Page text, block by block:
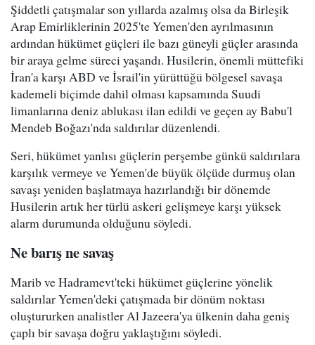
Şiddetli çatışmalar son yıllarda azalmış olsa da Birleşik
Arap Emirliklerinin 2025'te Yemen'den ayrılmasının
ardından hükümet güçleri ile bazı güneyli güçler arasında
bir araya gelme süreci yaşandı. Husilerin, önemli müttefiki
İran'a karşı ABD ve İsrail'in yürüttüğü bölgesel savaşa
kademeli biçimde dahil olması kapsamında Suudi
limanlarına deniz ablukası ilan edildi ve geçen ay Babu'l
Mendeb Boğazı'nda saldırılar düzenlendi.
Seri, hükümet yanlısı güçlerin perşembe günkü saldırılara
karşılık vermeye ve Yemen'de büyük ölçüde durmuş olan
savaşı yeniden başlatmaya hazırlandığı bir dönemde
Husilerin artık her türlü askeri gelişmeye karşı yüksek
alarm durumunda olduğunu söyledi.
Ne barış ne savaş
Marib ve Hadramevt'teki hükümet güçlerine yönelik
saldırılar Yemen'deki çatışmada bir dönüm noktası
oluştururken analistler Al Jazeera'ya ülkenin daha geniş
çaplı bir savaşa doğru yaklaştığını söyledi.